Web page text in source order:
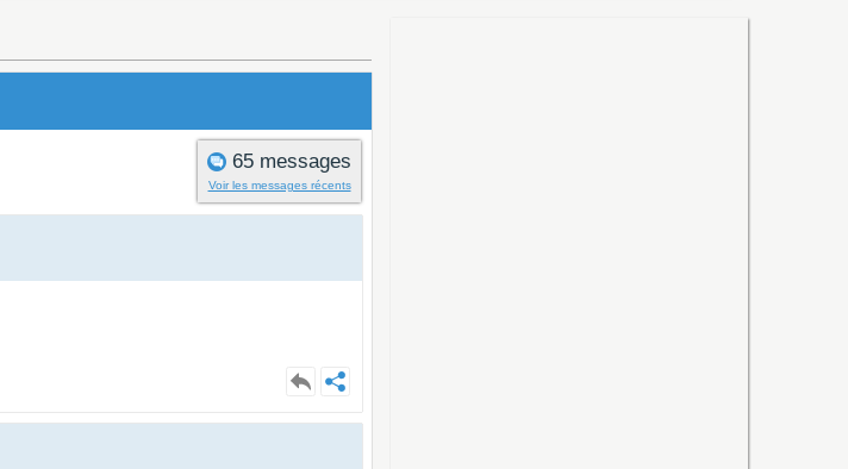
65 messages
Voir les messages récents